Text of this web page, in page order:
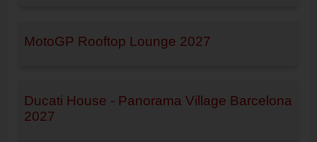
MotoGP Rooftop Lounge 2027
Ducati House - Panorama Village Barcelona
2027